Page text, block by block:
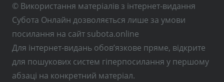
© Використання матеріалів з інтернет-видання
Субота Онлайн дозволяється лише за умови
посилання на сайт subota.online
Для інтернет-видань обов’язкове пряме, відкрите
для пошукових систем гіперпосилання у першому
абзаці на конкретний матеріал.